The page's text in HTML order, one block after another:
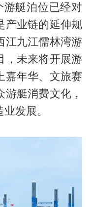
艇泊位已经对
产业链的延伸规
九江儒林湾游
，未来将开展游
嘉年华、文旅赛
艇消费文化，
发展。